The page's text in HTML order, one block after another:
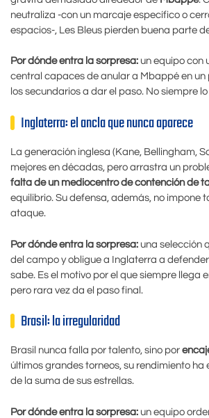
neutraliza -con un marcaje específico o
espacios-, Les Bleus pierden buena parte
Por dónde entra la sorpresa: un equipo con
central capaces de anular a Mbappé en
los secundarios a dar el paso. No siempre
Inglaterra: el ancla que nunca aparece
La generación inglesa (Kane, Bellingham,
mejores en décadas, pero arrastra un
falta de un mediocentro de contención de
equilibrio. Su defensa, además, no impone
ataque.
Por dónde entra la sorpresa: una selección
del campo y obligue a Inglaterra a
sabe. Es el motivo por el que siempre llega
pero rara vez da el paso final.
Brasil: la irregularidad
Brasil nunca falla por talento, sino por
últimos grandes torneos, su rendimiento
de la suma de sus estrellas.
Por dónde entra la sorpresa: un equipo